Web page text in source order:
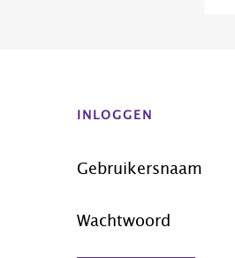
INLOGGEN
Gebruikersnaam
Wachtwoord